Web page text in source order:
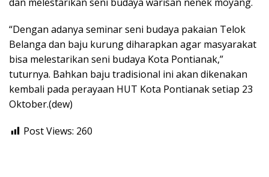
“Dengan adanya seminar seni budaya pakaian Telok
Belanga dan baju kurung diharapkan agar masyarakat
bisa melestarikan seni budaya Kota Pontianak,”
tuturnya. Bahkan baju tradisional ini akan dikenakan
kembali pada perayaan HUT Kota Pontianak setiap 23
Oktober.(dew)
Post Views: 260